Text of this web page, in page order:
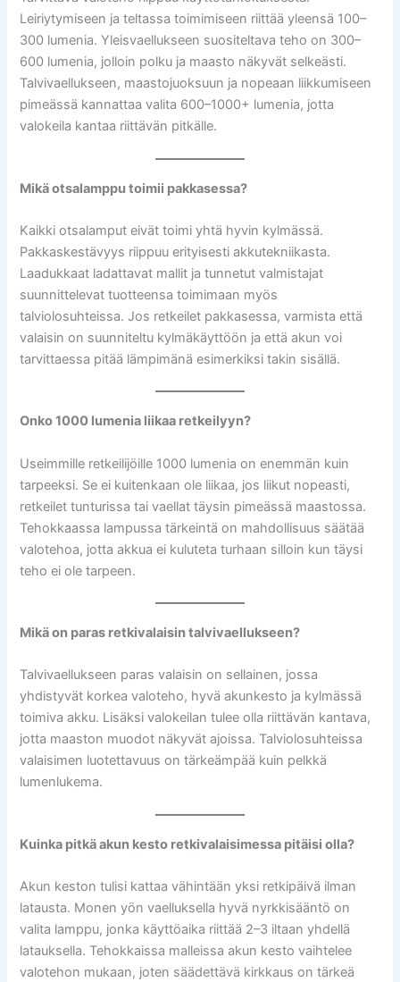
Leiriytymiseen ja teltassa toimimiseen riittää yleensä 100–
300 lumenia. Yleisvaellukseen suositeltava teho on 300–
600 lumenia, jolloin polku ja maasto näkyvät selkeästi.
Talvivaellukseen, maastojuoksuun ja nopeaan liikkumiseen
pimeässä kannattaa valita 600–1000+ lumenia, jotta
valokeila kantaa riittävän pitkälle.
Mikä otsalamppu toimii pakkasessa?
Kaikki otsalamput eivät toimi yhtä hyvin kylmässä.
Pakkaskestävyys riippuu erityisesti akkutekniikasta.
Laadukkaat ladattavat mallit ja tunnetut valmistajat
suunnittelevat tuotteensa toimimaan myös
talviolosuhteissa. Jos retkeilet pakkasessa, varmista että
valaisin on suunniteltu kylmäkäyttöön ja että akun voi
tarvittaessa pitää lämpimänä esimerkiksi takin sisällä.
Onko 1000 lumenia liikaa retkeilyyn?
Useimmille retkeilijöille 1000 lumenia on enemmän kuin
tarpeeksi. Se ei kuitenkaan ole liikaa, jos liikut nopeasti,
retkeilet tunturissa tai vaellat täysin pimeässä maastossa.
Tehokkaassa lampussa tärkeintä on mahdollisuus säätää
valotehoa, jotta akkua ei kuluteta turhaan silloin kun täysi
teho ei ole tarpeen.
Mikä on paras retkivalaisin talvivaellukseen?
Talvivaellukseen paras valaisin on sellainen, jossa
yhdistyvät korkea valoteho, hyvä akunkesto ja kylmässä
toimiva akku. Lisäksi valokeilan tulee olla riittävän kantava,
jotta maaston muodot näkyvät ajoissa. Talviolosuhteissa
valaisimen luotettavuus on tärkeämpää kuin pelkkä
lumenlukema.
Kuinka pitkä akun kesto retkivalaisimessa pitäisi olla?
Akun keston tulisi kattaa vähintään yksi retkipäivä ilman
latausta. Monen yön vaelluksella hyvä nyrkkisääntö on
valita lamppu, jonka käyttöaika riittää 2–3 iltaan yhdellä
latauksella. Tehokkaissa malleissa akun kesto vaihtelee
valotehon mukaan, joten säädettävä kirkkaus on tärkeä